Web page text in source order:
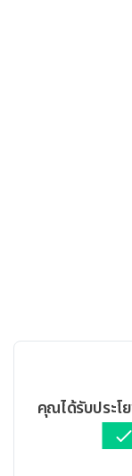
คุณได้รับประโ